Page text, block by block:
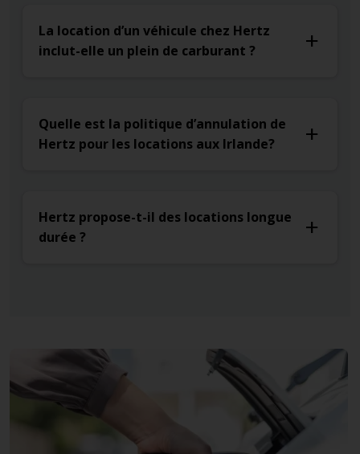
La location d’un véhicule chez Hertz
inclut-elle un plein de carburant ?
Quelle est la politique d’annulation de
Hertz pour les locations aux Irlande?
Hertz propose-t-il des locations longue
durée ?